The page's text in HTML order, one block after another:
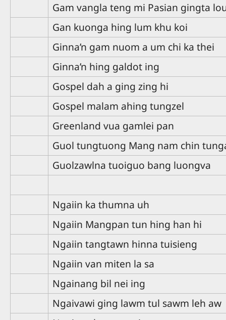
Gam vangla teng mi Pasian gingta
Gan kuonga hing lum khu koi
Ginna’n gam nuom a um chi ka thei
Ginna’n hing galdot ing
Gospel dah a ging zing hi
Gospel malam ahing tungzel
Greenland vua gamlei pan
Guol tungtuong Mang nam chin
Guolzawlna tuoiguo bang luongva
Ngaiin ka thumna uh
Ngaiin Mangpan tun hing han hi
Ngaiin tangtawn hinna tuisieng
Ngaiin van miten la sa
Ngainang bil nei ing
Ngaivawi ging lawm tul sawm leh aw